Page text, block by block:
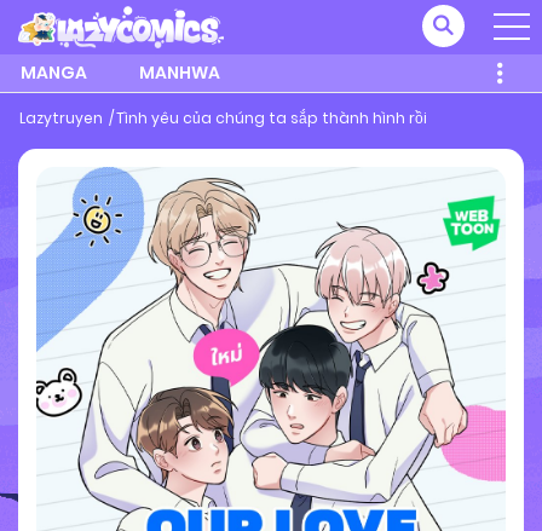
MANGA MANHWA
Lazytruyen Tình yêu của chúng ta sắp thành hình rồi